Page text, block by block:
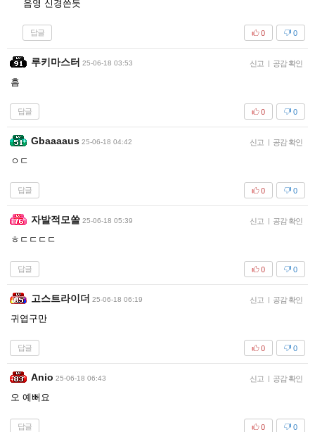
음영 신경쓴듯
답글 0
0
루키마스터 25-06-18 03:53 신고 | 공감 확인
흠
답글 0
0
Gbaaaaus 25-06-18 04:42 신고 | 공감 확인
ㅇㄷ
답글 0
0
자발적모쏠 25-06-18 05:39 신고 | 공감 확인
ㅎㄷㄷㄷㄷ
답글 0
0
고스트라이더 25-06-18 06:19 신고 | 공감 확인
귀엽구만
답글 0
0
Anio 25-06-18 06:43 신고 | 공감 확인
오 예뻐요
답글 0
0